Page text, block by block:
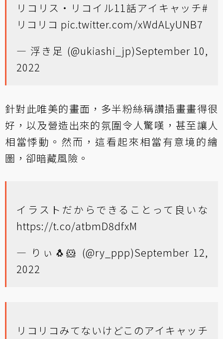
リコリス・リコイル11話アイキャッチ#
リコリコ pic.twitter.com/xWdALyUNB7
— 浮き足 (@ukiashi_jp)September 10,
2022
針對此唯美的畫面，多半粉絲稱讚插畫畫得很
好，以及營造出來的氛圍令人驚嘆，甚至讓人
相當悸動。然而，這看起來相當有意境的繪
圖，卻暗藏風險。
イラストだからできることって良いな
https://t.co/atbmD8dfxM
— りぃ🐧🐹 (@ry_ppp)September 12,
2022
リコリコみてないけどこのアイキャッチ